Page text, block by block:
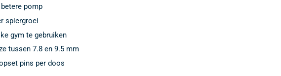
betere pomp
spiergroei
gym te gebruiken
tussen 7.8 en 9.5 mm
pins per doos